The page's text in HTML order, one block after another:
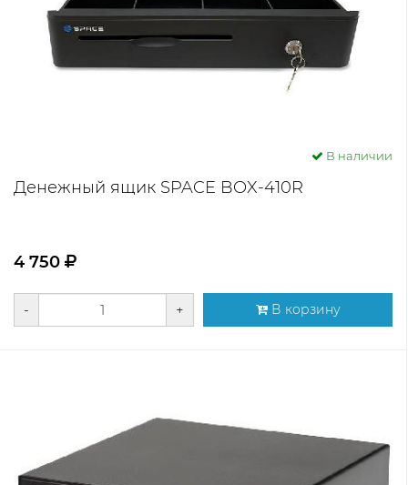
В наличии
Денежный ящик SPACE BOX-410R
4 750
- + В корзину